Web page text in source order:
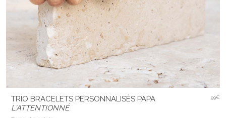
TRIO BRACELETS PERSONNALISÉS PAPA
L'ATTENTIONNÉ
99€